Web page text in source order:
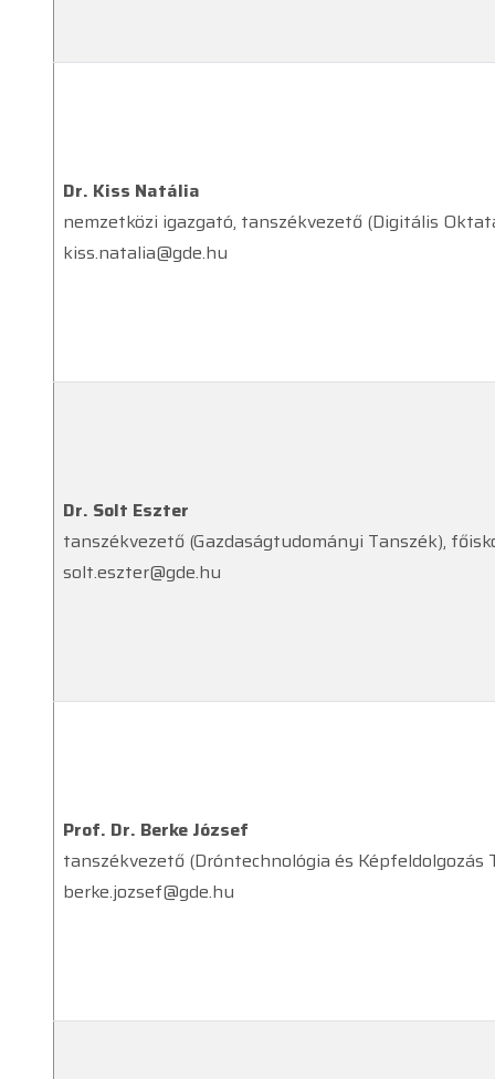
Dr. Kiss Natália
nemzetközi igazgató, tanszékvezető (Digitális
kiss.natalia@gde.hu
Dr. Solt Eszter
tanszékvezető (Gazdaságtudományi Tanszék),
solt.eszter@gde.hu
Prof. Dr. Berke József
tanszékvezető (Dróntechnológia és
berke.jozsef@gde.hu